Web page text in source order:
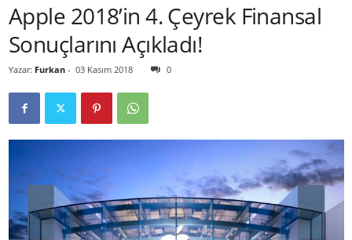
Apple 2018’in 4. Çeyrek Finansal
Sonuçlarını Açıkladı!
Yazar: Furkan - 03 Kasım 2018 0